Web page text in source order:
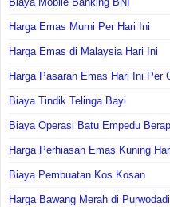
Harga Emas Murni Per Hari Ini
Harga Emas di Malaysia Hari Ini
Harga Pasaran Emas Hari Ini Per
Biaya Tindik Telinga Bayi
Biaya Operasi Batu Empedu
Harga Perhiasan Emas Kuning
Biaya Pembuatan Kos Kosan
Harga Bawang Merah di